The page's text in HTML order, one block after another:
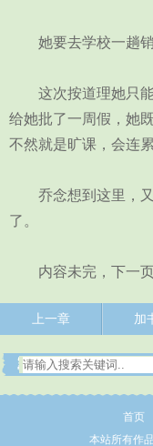
她要去学校一趟销
这次按道理她只能
给她批了一周假，她
不然就是旷课，会连
乔念想到这里，又
了。
内容未完，下一页
上一章 加
首页
本站所有作